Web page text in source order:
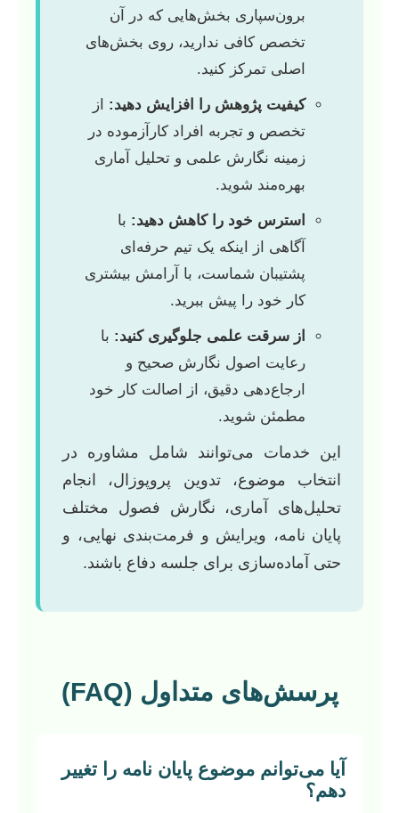
برون‌سپاری بخش‌هایی که در آن
تخصص کافی ندارید، روی بخش‌های
اصلی تمرکز کنید.
کیفیت پژوهش را افزایش دهید: از
تخصص و تجربه افراد کارآزموده در
زمینه نگارش علمی و تحلیل آماری
بهره‌مند شوید.
استرس خود را کاهش دهید: با
آگاهی از اینکه یک تیم حرفه‌ای
پشتیبان شماست، با آرامش بیشتری
کار خود را پیش ببرید.
از سرقت علمی جلوگیری کنید: با
رعایت اصول نگارش صحیح و
ارجاع‌دهی دقیق، از اصالت کار خود
مطمئن شوید.
این خدمات می‌توانند شامل مشاوره در
انتخاب موضوع، تدوین پروپوزال، انجام
تحلیل‌های آماری، نگارش فصول مختلف
پایان نامه، ویرایش و فرمت‌بندی نهایی، و
حتی آماده‌سازی برای جلسه دفاع باشند.
پرسش‌های متداول (FAQ)
آیا می‌توانم موضوع پایان نامه را تغییر
دهم؟